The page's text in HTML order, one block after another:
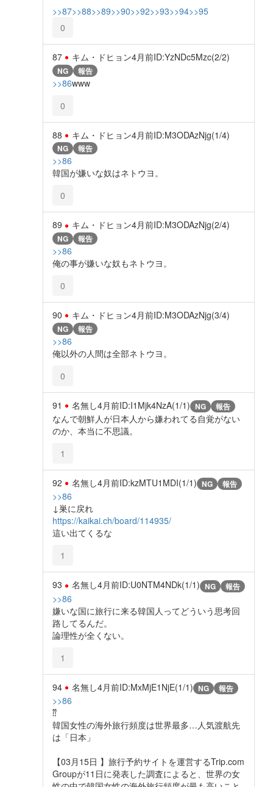
>>87>>88>>89>>90>>92>>93>>94>>95
0
87 キム・ドヒョン4月前ID:YzNDc5Mzc(2/2)
NG 報告
>>86www
0
88 キム・ドヒョン4月前ID:M3ODAzNjg(1/4)
NG 報告
>>86
韓国が嫌いな奴はネトウヨ。
0
89 キム・ドヒョン4月前ID:M3ODAzNjg(2/4)
NG 報告
>>86
俺の事が嫌いな奴もネトウヨ。
0
90 キム・ドヒョン4月前ID:M3ODAzNjg(3/4)
NG 報告
>>86
俺以外の人間は全部ネトウヨ。
0
91 名無し4月前ID:I1Mjk4NzA(1/1) NG 報告
なんで朝鮮人が日本人から嫌われてる自覚がない
のか、本当に不思議。
1
92 名無し4月前ID:kzMTU1MDI(1/1) NG 報告
>>86
↓巣に戻れ
https://kaikai.ch/board/114935/
這い出てくるな
1
93 名無し4月前ID:U0NTM4NDk(1/1) NG 報告
>>86
嫌いな国に旅行に来る韓国人ってどういう思考回
路してるんだ。
論理性が全くない。
1
94 名無し4月前ID:MxMjE1NjE(1/1) NG 報告
>>86
⁇
韓国女性の海外旅行頻度は世界最多…人気渡航先
は「日本」
【03月15日 】旅行予約サイトを運営するTrip.com
Groupが11日に発表した調査によると、世界の女